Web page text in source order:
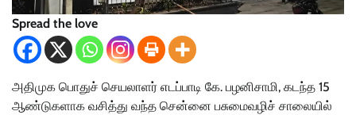
Spread the love
அதிமுக பொதுச் செயலாளர் எடப்பாடி கே. பழனிசாமி, கடந்த 15
ஆண்டுகளாக வசித்து வந்த சென்னை பசுமைவழிச் சாலையில்